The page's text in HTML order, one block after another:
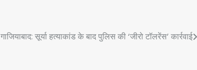
गाजियाबाद: सूर्या हत्याकांड के बाद पुलिस की ‘जीरो टॉलरेंस’ कार्रवाई